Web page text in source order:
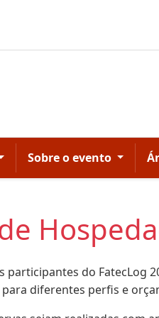
Sobre o evento
participantes do FatecLog
diferentes perfis e